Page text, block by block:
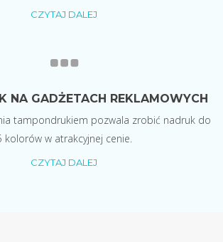
CZYTAJ DALEJ
NA GADŻETACH REKLAMOWYCH
tampondrukiem pozwala zrobić nadruk do
kolorów w atrakcyjnej cenie.
CZYTAJ DALEJ